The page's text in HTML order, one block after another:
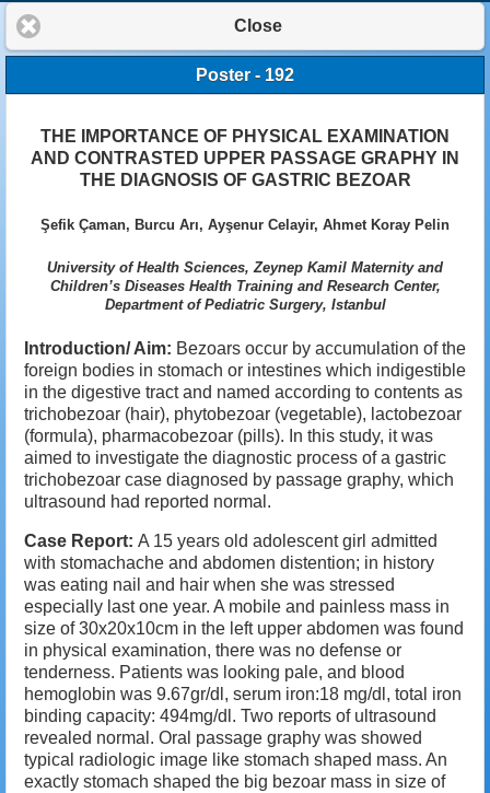
Close
Poster - 192
THE IMPORTANCE OF PHYSICAL EXAMINATION
AND CONTRASTED UPPER PASSAGE GRAPHY IN
THE DIAGNOSIS OF GASTRIC BEZOAR
Şefik Çaman, Burcu Arı, Ayşenur Celayir, Ahmet Koray Pelin
University of Health Sciences, Zeynep Kamil Maternity and
Children’s Diseases Health Training and Research Center,
Department of Pediatric Surgery, Istanbul
Introduction/ Aim: Bezoars occur by accumulation of the
foreign bodies in stomach or intestines which indigestible
in the digestive tract and named according to contents as
trichobezoar (hair), phytobezoar (vegetable), lactobezoar
(formula), pharmacobezoar (pills). In this study, it was
aimed to investigate the diagnostic process of a gastric
trichobezoar case diagnosed by passage graphy, which
ultrasound had reported normal.
Case Report: A 15 years old adolescent girl admitted
with stomachache and abdomen distention; in history
was eating nail and hair when she was stressed
especially last one year. A mobile and painless mass in
size of 30x20x10cm in the left upper abdomen was found
in physical examination, there was no defense or
tenderness. Patients was looking pale, and blood
hemoglobin was 9.67gr/dl, serum iron:18 mg/dl, total iron
binding capacity: 494mg/dl. Two reports of ultrasound
revealed normal. Oral passage graphy was showed
typical radiologic image like stomach shaped mass. An
exactly stomach shaped the big bezoar mass in size of